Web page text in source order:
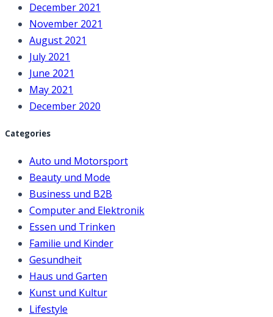
December 2021
November 2021
August 2021
July 2021
June 2021
May 2021
December 2020
Categories
Auto und Motorsport
Beauty und Mode
Business und B2B
Computer and Elektronik
Essen und Trinken
Familie und Kinder
Gesundheit
Haus und Garten
Kunst und Kultur
Lifestyle